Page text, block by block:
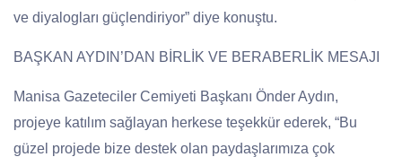
ve diyalogları güçlendiriyor” diye konuştu.
BAŞKAN AYDIN’DAN BİRLİK VE BERABERLİK MESAJI
Manisa Gazeteciler Cemiyeti Başkanı Önder Aydın,
projeye katılım sağlayan herkese teşekkür ederek, “Bu
güzel projede bize destek olan paydaşlarımıza çok